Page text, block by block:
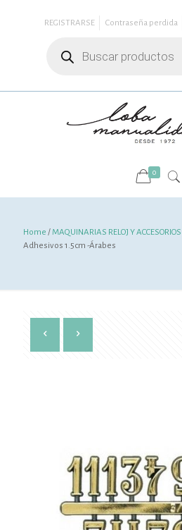
REGISTRARSE Contraseña perdida
productos
0
Home /MAQUINARIAS RELOJ Y ACCESORIOS
Adhesivos 1.5cm -Árabes